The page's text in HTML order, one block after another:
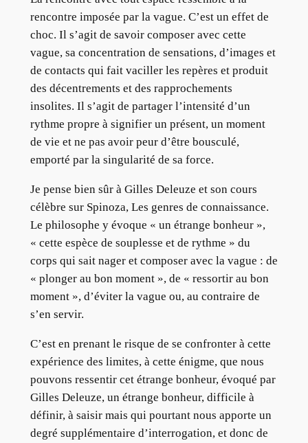
rencontre imposée par la vague. C’est un effet de
choc. Il s’agit de savoir composer avec cette
vague, sa concentration de sensations, d’images et
de contacts qui fait vaciller les repères et produit
des décentrements et des rapprochements
insolites. Il s’agit de partager l’intensité d’un
rythme propre à signifier un présent, un moment
de vie et ne pas avoir peur d’être bousculé,
emporté par la singularité de sa force.
Je pense bien sûr à Gilles Deleuze et son cours
célèbre sur Spinoza, Les genres de connaissance.
Le philosophe y évoque « un étrange bonheur »,
« cette espèce de souplesse et de rythme » du
corps qui sait nager et composer avec la vague : de
« plonger au bon moment », de « ressortir au bon
moment », d’éviter la vague ou, au contraire de
s’en servir.
C’est en prenant le risque de se confronter à cette
expérience des limites, à cette énigme, que nous
pouvons ressentir cet étrange bonheur, évoqué par
Gilles Deleuze, un étrange bonheur, difficile à
définir, à saisir mais qui pourtant nous apporte un
degré supplémentaire d’interrogation, et donc de